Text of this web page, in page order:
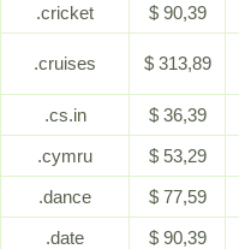
.cricket $ 90,39
.cruises $ 313,89
.cs.in $ 36,39
.cymru
$ 53,29
.dance
$ 77,59
.date
$ 90,39